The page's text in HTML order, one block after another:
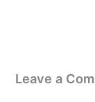
Leave a